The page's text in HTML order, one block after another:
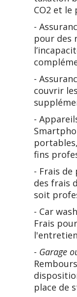
CO2 et le
-
pour des
-
couvrir
-
fins
- Frais de
des frais
soit
- Car
Frais
- Garage
place de